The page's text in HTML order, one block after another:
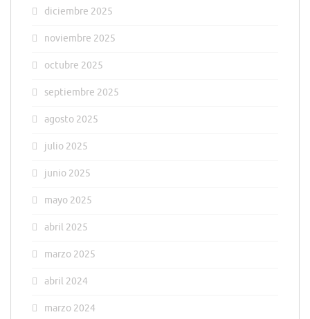
diciembre 2025
noviembre 2025
octubre 2025
septiembre 2025
agosto 2025
julio 2025
junio 2025
mayo 2025
abril 2025
marzo 2025
abril 2024
marzo 2024